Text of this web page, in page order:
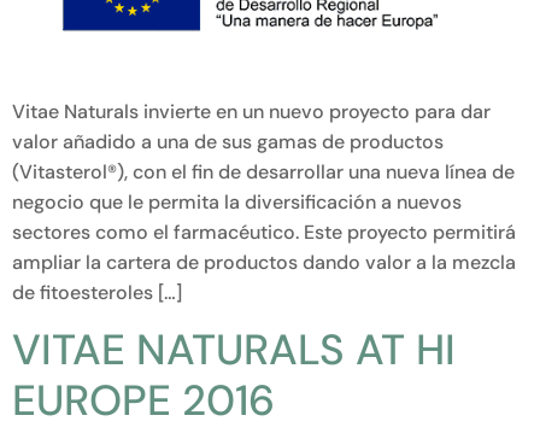
Vitae Naturals invierte en un nuevo proyecto para dar
valor añadido a una de sus gamas de productos
(Vitasterol®), con el fin de desarrollar una nueva línea de
negocio que le permita la diversificación a nuevos
sectores como el farmacéutico. Este proyecto permitirá
ampliar la cartera de productos dando valor a la mezcla
de fitoesteroles […]
VITAE NATURALS AT HI
EUROPE 2016